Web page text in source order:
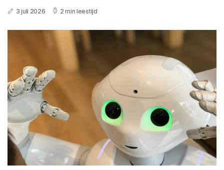
3 juli 2026 2 min leestijd